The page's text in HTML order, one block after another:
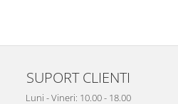
SUPORT CLIENTI
Luni - Vineri: 10.00 - 18.00